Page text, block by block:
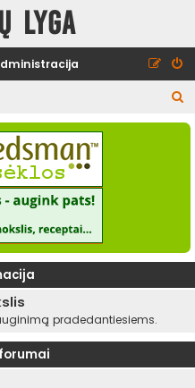
lyga
e
pradedantiesiems.